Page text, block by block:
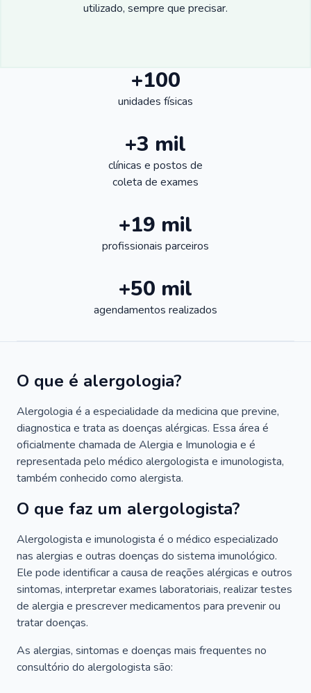
utilizado, sempre que precisar.
+100
unidades físicas
+3 mil
clínicas e postos de
coleta de exames
+19 mil
profissionais parceiros
+50 mil
agendamentos realizados
O que é alergologia?
Alergologia é a especialidade da medicina que previne,
diagnostica e trata as doenças alérgicas. Essa área é
oficialmente chamada de Alergia e Imunologia e é
representada pelo médico alergologista e imunologista,
também conhecido como alergista.
O que faz um alergologista?
Alergologista e imunologista é o médico especializado
nas alergias e outras doenças do sistema imunológico.
Ele pode identificar a causa de reações alérgicas e outros
sintomas, interpretar exames laboratoriais, realizar testes
de alergia e prescrever medicamentos para prevenir ou
tratar doenças.
As alergias, sintomas e doenças mais frequentes no
consultório do alergologista são: